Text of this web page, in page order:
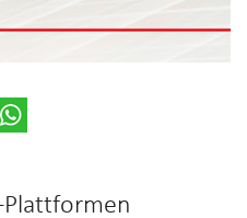
Plattformen